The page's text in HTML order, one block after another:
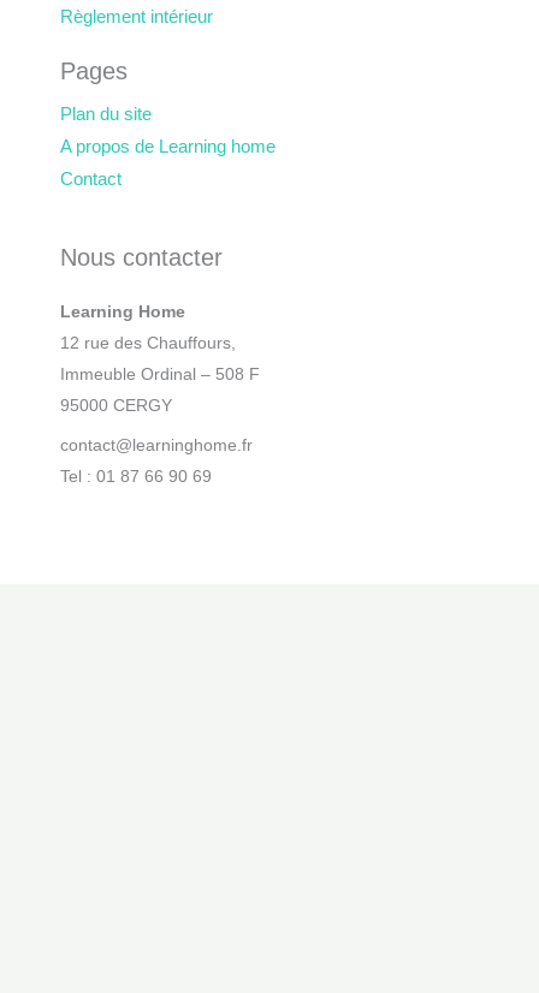
Règlement intérieur
Pages
Plan du site
A propos de Learning home
Contact
Nous contacter
Learning Home
12 rue des Chauffours,
Immeuble Ordinal – 508 F
95000 CERGY
contact@learninghome.fr
Tel : 01 87 66 90 69